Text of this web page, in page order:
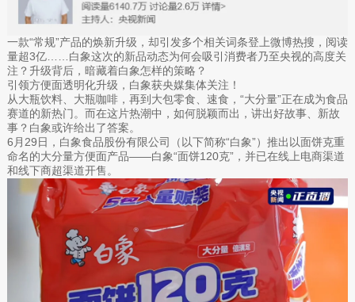
一款“常规”产品的焕新升级，却引发多个相关词条登上微博热搜，阅读
量超3亿……白象这次的新品动态为何会吸引消费者乃至央视的高度关
注？升级背后，暗藏着白象怎样的策略？
引领方便面透明化升级，白象获央媒集体关注！
从大瓶饮料、大瓶咖啡，再到大包零食、速食，“大分量”正在成为食品
赛道的新热门。而在这片热潮中，如何脱颖而出，讲出好故事、新故
事？白象或许给出了答案。
6月29日，白象食品股份有限公司（以下简称“白象”）推出以面饼克重
命名的大分量方便面产品——白象“面饼120克”，并已在线上电商渠道
和线下商超渠道开售。